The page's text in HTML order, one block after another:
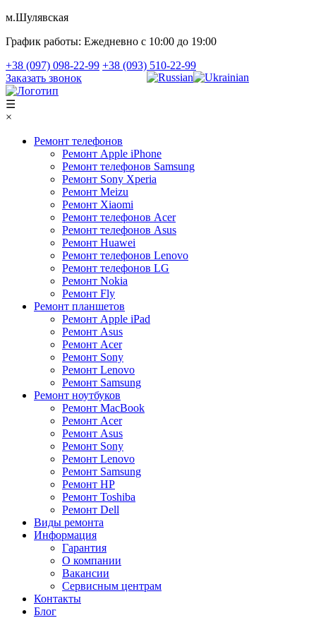
м.Шулявская
График работы: Ежедневно с 10:00 до 19:00
+38 (097) 098-22-99 +38 (093) 510-22-99
Заказать звонок
☰
×
Ремонт телефонов
Ремонт Apple iPhone
Ремонт телефонов Samsung
Ремонт Sony Xperia
Ремонт Meizu
Ремонт Xiaomi
Ремонт телефонов Acer
Ремонт телефонов Asus
Ремонт Huawei
Ремонт телефонов Lenovo
Ремонт телефонов LG
Ремонт Nokia
Ремонт Fly
Ремонт планшетов
Ремонт Apple iPad
Ремонт Asus
Ремонт Acer
Ремонт Sony
Ремонт Lenovo
Ремонт Samsung
Ремонт ноутбуков
Ремонт MacBook
Ремонт Acer
Ремонт Asus
Ремонт Sony
Ремонт Lenovo
Ремонт Samsung
Ремонт HP
Ремонт Toshiba
Ремонт Dell
Виды ремонта
Информация
Гарантия
О компании
Вакансии
Сервисным центрам
Контакты
Блог